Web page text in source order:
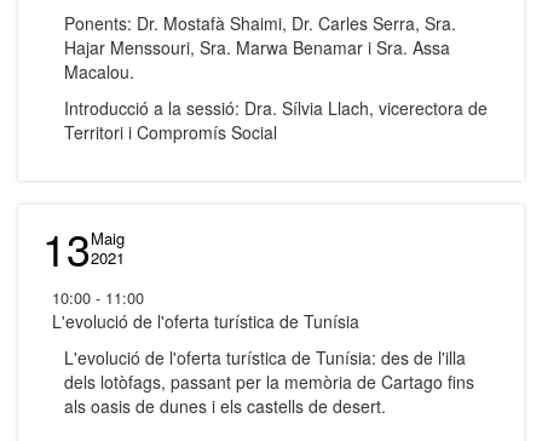
Ponents: Dr. Mostafà Shaimi, Dr. Carles Serra, Sra.
Hajar Menssouri, Sra. Marwa Benamar i Sra. Assa
Macalou.
Introducció a la sessió: Dra. Sílvia Llach, vicerectora de
Territori i Compromís Social
13Maig
2021
10:00 - 11:00
L'evolució de l'oferta turística de Tunísia
L'evolució de l'oferta turística de Tunísia: des de l'illa
dels lotòfags, passant per la memòria de Cartago fins
als oasis de dunes i els castells de desert.